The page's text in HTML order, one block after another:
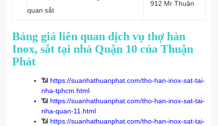
quan sắt
912 Mr Thuận
Bảng giá liên quan dịch vụ thợ hàn
Inox, sắt tại nhà Quận 10 của Thuận
Phát
📶 https://suanhathuanphat.com/tho-han-inox-sat-tai-
nha-tphcm.html
📶 https://suanhathuanphat.com/tho-han-inox-sat-tai-
nha-quan-11.html
📶 https://suanhathuanphat.com/tho-han-inox-sat-tai-